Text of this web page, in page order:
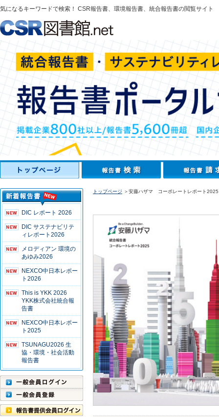
気になるキーワードで検索！ CSR報告書、環境報告書、統合報告書の閲覧サイト
DIC レポート 2026
DIC サステナビリテ
ィレポート2026
メロディアン 環境の
あゆみ2026
NEXCO中日本レポー
ト2026
This is YKK 2026
YKK株式会社統合報
告書
NEXCO中日本レポー
ト2025
TSUNAGU2026 生
協・環境・社会活動
報告書
トップページ ＞安藤ハザマ コーポレートレポート2025